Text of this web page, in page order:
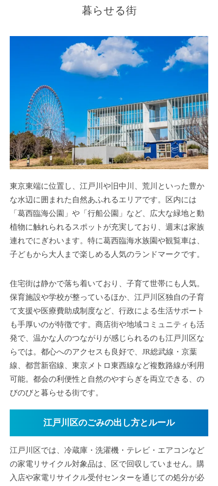
暮らせる街
東京東端に位置し、江戸川や旧中川、荒川といった豊か
な水辺に囲まれた自然あふれるエリアです。区内には
「葛西臨海公園」や「行船公園」など、広大な緑地と動
植物に触れられるスポットが充実しており、週末は家族
連れでにぎわいます。特に葛西臨海水族園や観覧車は、
子どもから大人まで楽しめる人気のランドマークです。
住宅街は静かで落ち着いており、子育て世帯にも人気。
保育施設や学校が整っているほか、江戸川区独自の子育
て支援や医療費助成制度など、行政による生活サポート
も手厚いのが特徴です。商店街や地域コミュニティも活
発で、温かな人のつながりが感じられるのも江戸川区な
らでは。都心へのアクセスも良好で、JR総武線・京葉
線、都営新宿線、東京メトロ東西線など複数路線が利用
可能。都会の利便性と自然のやすらぎを両立できる、の
びのびと暮らせる街です。
江戸川区のごみの出し方とルール
江戸川区では、冷蔵庫・洗濯機・テレビ・エアコンなど
の家電リサイクル対象品は、区で回収していません。購
入店や家電リサイクル受付センターを通じての処分が必